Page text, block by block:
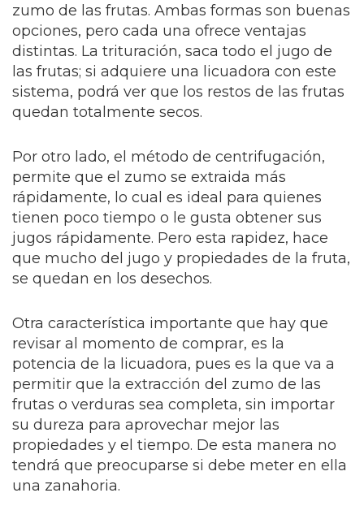
zumo de las frutas. Ambas formas son buenas
opciones, pero cada una ofrece ventajas
distintas. La trituración, saca todo el jugo de
las frutas; si adquiere una licuadora con este
sistema, podrá ver que los restos de las frutas
quedan totalmente secos.
Por otro lado, el método de centrifugación,
permite que el zumo se extraida más
rápidamente, lo cual es ideal para quienes
tienen poco tiempo o le gusta obtener sus
jugos rápidamente. Pero esta rapidez, hace
que mucho del jugo y propiedades de la fruta,
se quedan en los desechos.
Otra característica importante que hay que
revisar al momento de comprar, es la
potencia de la licuadora, pues es la que va a
permitir que la extracción del zumo de las
frutas o verduras sea completa, sin importar
su dureza para aprovechar mejor las
propiedades y el tiempo. De esta manera no
tendrá que preocuparse si debe meter en ella
una zanahoria.